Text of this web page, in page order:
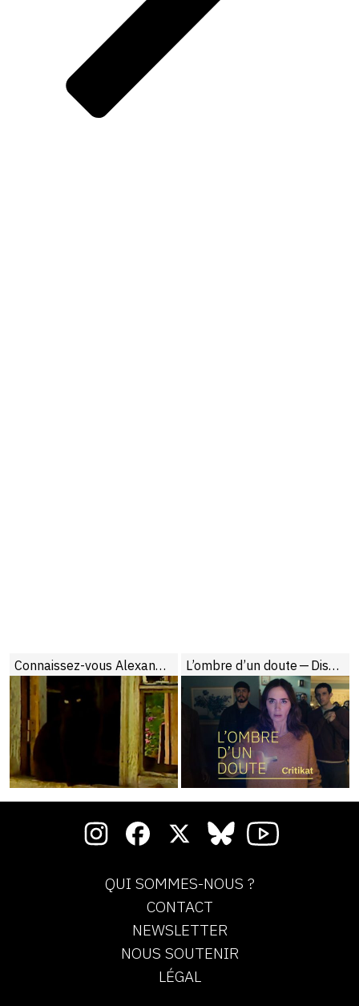
Connaissez-vous Alexandre Koberidze ? L’ombre d’un doute — Disclosure Day / Dry Leaf
QUI SOMMES-NOUS ?
CONTACT
NEWSLETTER
NOUS SOUTENIR
LÉGAL